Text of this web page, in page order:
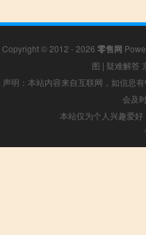
Copyright © 2012 - 2026 零售网
图 | 疑难解答
声明：本站内容来自互联网，如信息
会及
本站仅为个人兴趣爱